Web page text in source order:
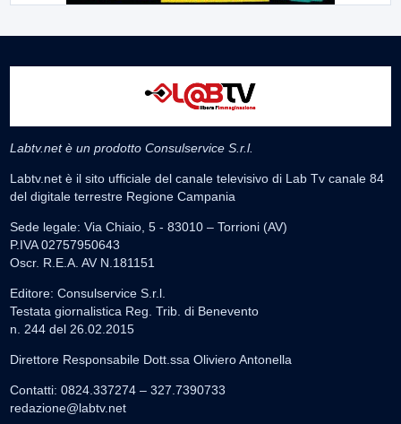
Labtv.net è un prodotto Consulservice S.r.l.
Labtv.net è il sito ufficiale del canale televisivo di Lab Tv canale 84
del digitale terrestre Regione Campania
Sede legale: Via Chiaio, 5 - 83010 – Torrioni (AV)
P.IVA 02757950643
Oscr. R.E.A. AV N.181151
Editore: Consulservice S.r.l.
Testata giornalistica Reg. Trib. di Benevento
n. 244 del 26.02.2015
Direttore Responsabile Dott.ssa Oliviero Antonella
Contatti: 0824.337274 – 327.7390733
redazione@labtv.net